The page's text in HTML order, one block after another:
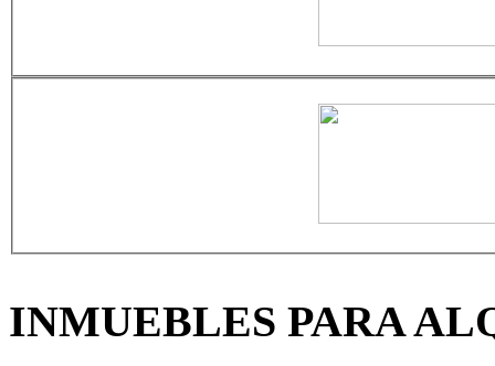
INMUEBLES PARA